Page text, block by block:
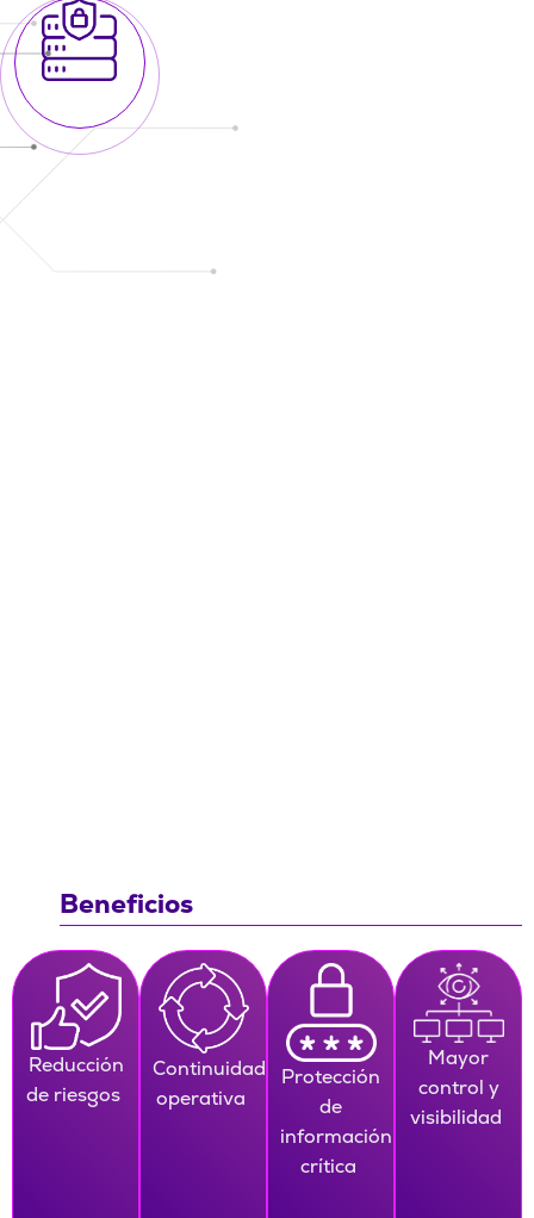
Beneficios
Reducción
de riesgos
Continuidad
operativa
Protección
de
información
crítica
Mayor
control y
visibilidad